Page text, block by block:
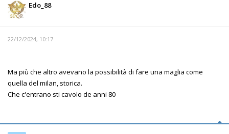
Edo_88
22/12/2024, 10:17
Ma più che altro avevano la possibilità di fare una maglia come
quella del milan, storica.
Che c'entrano sti cavolo de anni 80